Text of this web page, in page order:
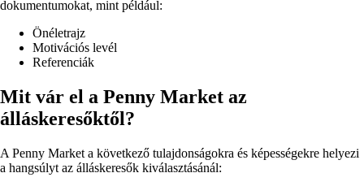
dokumentumokat, mint például:
Önéletrajz
Motivációs levél
Referenciák
Mit vár el a Penny Market az
álláskeresőktől?
A Penny Market a következő tulajdonságokra és képességekre helyezi
a hangsúlyt az álláskeresők kiválasztásánál: